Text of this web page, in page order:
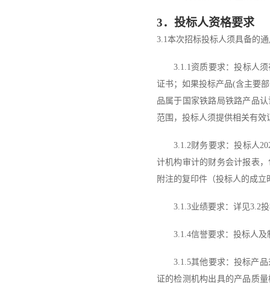
3． 投标人资格要求
3.1本次招标投标人须具备的
3.1.1资质要求：投标人
证书；如果投标产品(含主要
品属于国家铁路局铁路产品
范围，投标人须提供相关有效
3.1.2财务要求：投标人
计机构审计的财务会计报表
附注的复印件（投标人的成立
3.1.3业绩要求：详见3.2
3.1.4信誉要求：投标人
3.1.5其他要求：投标产
证的检测机构出具的产品质